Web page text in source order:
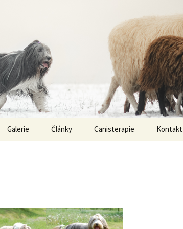
Galerie
Ostatní
Články
Barvy u Bearded Collií
Canisterapie Kontakt